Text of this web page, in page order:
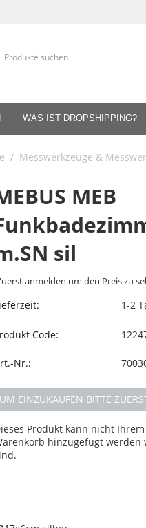
WAS IST DROPSHIPPING?
/ Messwerkzeuge &
MEB
sil
anmelden um den Preis zu
1-2
Code:
Nr.:
UM EINZUKAUFEN BITTE
Produkt kann nicht Ihrem
hinzugefügt werden